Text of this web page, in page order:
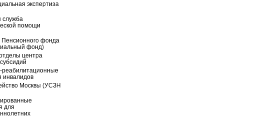
экспертиза
служба
помощи
фонда
фонд)
центра
реабилитационные
инвалидов
Москвы (УСЗН
для